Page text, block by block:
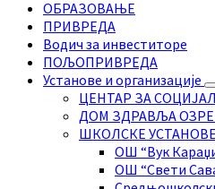
ОБРАЗОВАЊЕ
ПРИВРЕДА
Водич за инвеститоре
ПОЉОПРИВРЕДА
Установе и организације
ЦЕНТАР ЗА
ДОМ ЗДРАВЉА
ШКОЛСКЕ УСТАНОВЕ
ОШ “Вук
ОШ “Свети